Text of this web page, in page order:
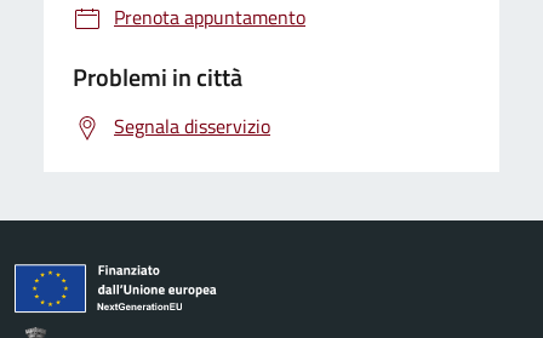
Prenota appuntamento
Problemi in città
Segnala disservizio